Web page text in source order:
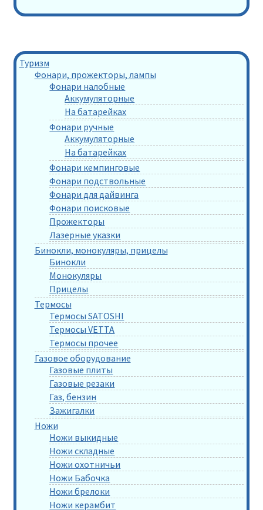
Туризм
Фонари, прожекторы, лампы
Фонари налобные
Аккумуляторные
На батарейках
Фонари ручные
Аккумуляторные
На батарейках
Фонари кемпинговые
Фонари подствольные
Фонари для дайвинга
Фонари поисковые
Прожекторы
Лазерные указки
Бинокли, монокуляры, прицелы
Бинокли
Монокуляры
Прицелы
Термосы
Термосы SATOSHI
Термосы VETTA
Термосы прочее
Газовое оборудование
Газовые плиты
Газовые резаки
Газ, бензин
Зажигалки
Ножи
Ножи выкидные
Ножи складные
Ножи охотничьи
Ножи Бабочка
Ножи брелоки
Ножи керамбит